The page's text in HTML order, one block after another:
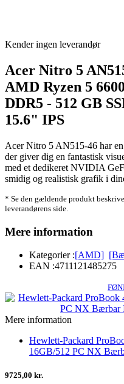
Kender ingen leverandør
Acer Nitro 5
AMD Ryzen 5
DDR5 - 512 GB
15.6" IPS
Acer Nitro 5 AN515-46 har
der giver dig en fantastisk
med et dedikeret NVIDIA
smidig og realistisk grafik i
* Se den gældende produkt
leverandørens side.
Mere information
Kategorier :[AMD]
EAN :4711121485275
Mere information
Hewlett-Packard
16GB/512 PC NX
9725,00 kr.